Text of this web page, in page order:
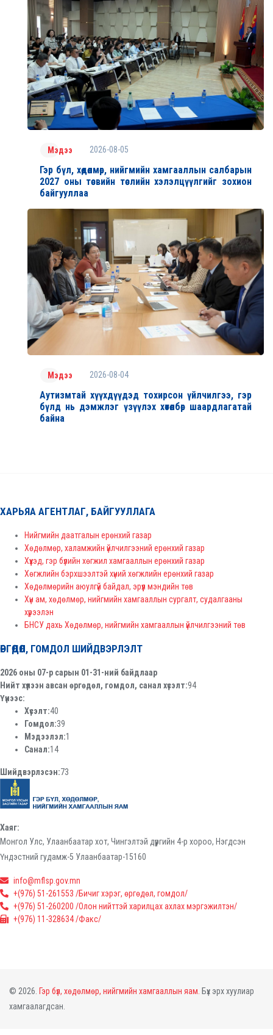
Мэдээ 2026-08-05
Гэр бүл, хөдөлмөр, нийгмийн хамгааллын салбарын
2027 оны төсвийн төслийн хэлэлцүүлгийг зохион
байгууллаа
Мэдээ 2026-08-04
Аутизмтай хүүхдүүдэд тохирсон үйлчилгээ, гэр
бүлд нь дэмжлэг үзүүлэх хөтөлбөр шаардлагатай
байна
ХАРЬЯА АГЕНТЛАГ, БАЙГУУЛЛАГА
Нийгмийн даатгалын ерөнхий газар
Хөдөлмөр, халамжийн үйлчилгээний ерөнхий газар
Хүүхэд, гэр бүлийн хөгжил хамгааллын ерөнхий газар
Хөгжлийн бэрхшээлтэй хүний хөгжлийн ерөнхий газар
Хөдөлмөрийн аюулгүй байдал, эрүүл мэндийн төв
Хүн ам, хөдөлмөр, нийгмийн хамгааллын сургалт, судалгааны
хүрээлэн
БНСУ дахь Хөдөлмөр, нийгмийн хамгааллын үйлчилгээний төв
ӨРГӨДӨЛ, ГОМДОЛ ШИЙДВЭРЛЭЛТ
2026 оны 07-р сарын 01-31-ний байдлаар
Нийт хүлээн авсан өргөдөл, гомдол, санал хүсэлт:94
Үүнээс:
Хүсэлт:40
Гомдол:39
Мэдээлэл:1
Санал:14
Шийдвэрлэсэн:73
Хаяг:
Монгол Улс, Улаанбаатар хот, Чингэлтэй дүүргийн 4-р хороо, Нэгдсэн
Үндэстний гудамж-5 Улаанбаатар-15160
info@mflsp.gov.mn
+(976) 51-261553 /Бичиг хэрэг, өргөдөл, гомдол/
+(976) 51-260200 /Олон нийттэй харилцах ахлах мэргэжилтэн/
+(976) 11-328634 /Факс/
© 2026. Гэр бүл, хөдөлмөр, нийгмийн хамгааллын яам. Бүх эрх хуулиар
хамгаалагдсан.